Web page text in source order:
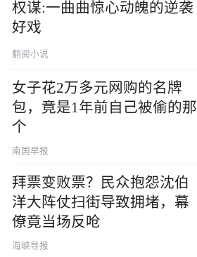
权谋:一曲曲惊心动魄的逆袭
好戏
翻阅小说
女子花2万多元网购的名牌
包，竟是1年前自己被偷的那
个
南国早报
拜票变败票？民众抱怨沈伯
洋大阵仗扫街导致拥堵，幕
僚竟当场反呛
海峡导报